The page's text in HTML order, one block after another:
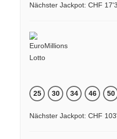
Nächster Jackpot: CHF
25 30 34 46 50
Nächster Jackpot: CHF